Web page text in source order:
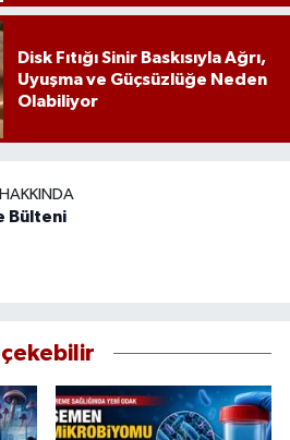
Disk Fıtığı Sinir Baskısıyla Ağrı,
Uyuşma ve Güçsüzlüğe Neden
Olabiliyor
Bülteni
çekebilir